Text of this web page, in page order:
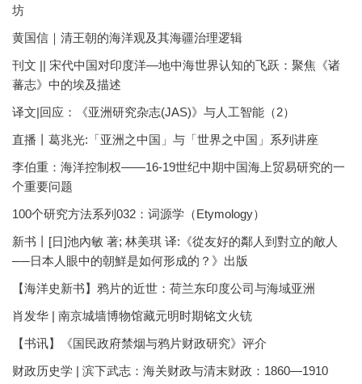
坊
黄国信｜清王朝的海洋观及其海疆治理逻辑
刊文 || 宋代中国对印度洋—地中海世界认知的飞跃：聚焦《诸
蕃志》中的埃及描述
译文|回应：《亚洲研究杂志(JAS)》与人工智能（2）
直播丨葛兆光:「亚洲之中国」与「世界之中国」系列讲座
李伯重：海洋控制权——16-19世纪中期中国海上贸易研究的一
个重要问题
100个研究方法系列032：词源学（Etymology）
新书丨[日]池內敏 著; 林美琪 译:《從友好的鄰人到對立的敵人
──日本人眼中的朝鮮是如何形成的？》出版
【海洋史新书】鸦片的近世：荷兰东印度公司与海域亚洲
肖发华 | 南京城墙博物馆藏元明时期铭文火铳
【书讯】《国民政府禁烟与鸦片财政研究》评介
财政历史学 | 滨下武志：海关财政与清末财政：1860—1910